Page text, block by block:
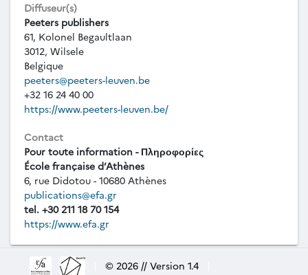
Diffuseur(s)
Peeters publishers
61, Kolonel Begaultlaan
3012, Wilsele
Belgique
peeters@peeters-leuven.be
+32 16 24 40 00
https://www.peeters-leuven.be/
Contact
Pour toute information - Πληροφορίες
École française d’Athènes
6, rue Didotou - 10680 Athènes
publications@efa.gr
tel. +30 211 18 70 154
https://www.efa.gr
© 2026 // Version 1.4